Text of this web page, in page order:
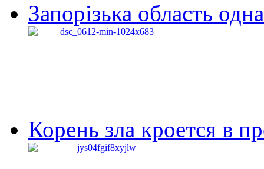
Запорізька область
Корень зла кроется в